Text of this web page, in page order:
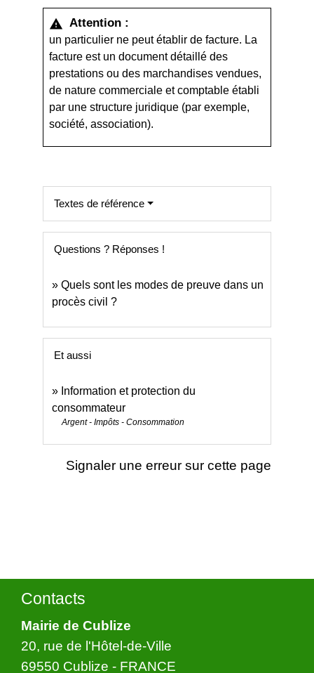
warning Attention :
un particulier ne peut établir de facture. La
facture est un document détaillé des
prestations ou des marchandises vendues,
de nature commerciale et comptable établi
par une structure juridique (par exemple,
société, association).
Textes de référence
Questions ? Réponses !
Quels sont les modes de preuve dans un
procès civil ?
Et aussi
Information et protection du
consommateur
Argent - Impôts - Consommation
Signaler une erreur sur cette page
Contacts
Mairie de Cublize
20, rue de l'Hôtel-de-Ville
69550 Cublize - FRANCE